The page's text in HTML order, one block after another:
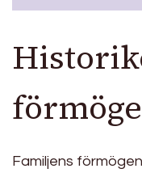
Familjens